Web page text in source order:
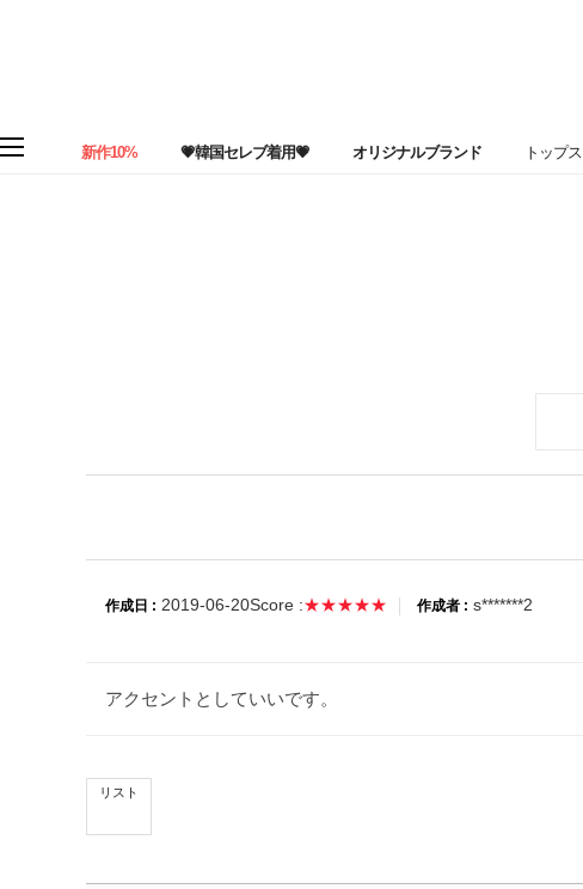
新作10% 💗韓国セレブ着用💗 オリジナルブランド トップス
作成日 : 2019-06-20Score :★★★★★ 作成者 : s*******2
アクセントとしていいです。
リスト